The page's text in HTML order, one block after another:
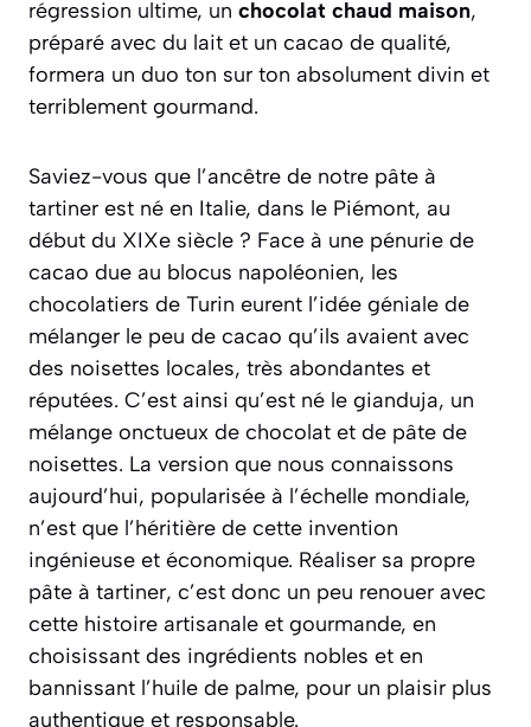
régression ultime, un chocolat chaud maison,
préparé avec du lait et un cacao de qualité,
formera un duo ton sur ton absolument divin et
terriblement gourmand.
Saviez-vous que l’ancêtre de notre pâte à
tartiner est né en Italie, dans le Piémont, au
début du XIXe siècle ? Face à une pénurie de
cacao due au blocus napoléonien, les
chocolatiers de Turin eurent l’idée géniale de
mélanger le peu de cacao qu’ils avaient avec
des noisettes locales, très abondantes et
réputées. C’est ainsi qu’est né le gianduja, un
mélange onctueux de chocolat et de pâte de
noisettes. La version que nous connaissons
aujourd’hui, popularisée à l’échelle mondiale,
n’est que l’héritière de cette invention
ingénieuse et économique. Réaliser sa propre
pâte à tartiner, c’est donc un peu renouer avec
cette histoire artisanale et gourmande, en
choisissant des ingrédients nobles et en
bannissant l’huile de palme, pour un plaisir plus
authentique et responsable.